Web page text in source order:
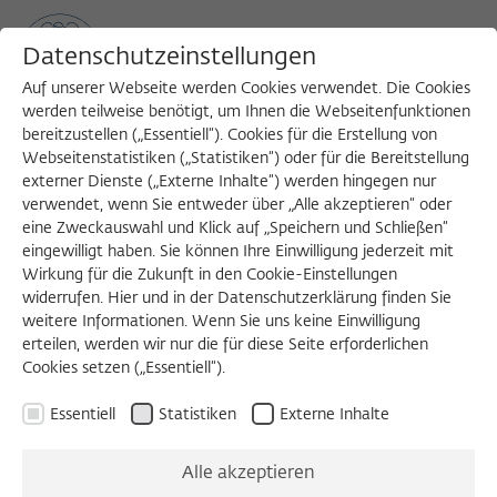
MENU
Search
Datenschutzeinstellungen
Auf unserer Webseite werden Cookies verwendet. Die Cookies
werden teilweise benötigt, um Ihnen die Webseitenfunktionen
bereitzustellen („Essentiell“). Cookies für die Erstellung von
Webseitenstatistiken („Statistiken“) oder für die Bereitstellung
externer Dienste („Externe Inhalte“) werden hingegen nur
verwendet, wenn Sie entweder über „Alle akzeptieren“ oder
eine Zweckauswahl und Klick auf „Speichern und Schließen“
eingewilligt haben. Sie können Ihre Einwilligung jederzeit mit
Wirkung für die Zukunft in den Cookie-Einstellungen
widerrufen. Hier und in der Datenschutzerklärung finden Sie
weitere Informationen. Wenn Sie uns keine Einwilligung
erteilen, werden wir nur die für diese Seite erforderlichen
Cookies setzen („Essentiell“).
Essentiell Statistiken Externe Inhalte
Alle akzeptieren